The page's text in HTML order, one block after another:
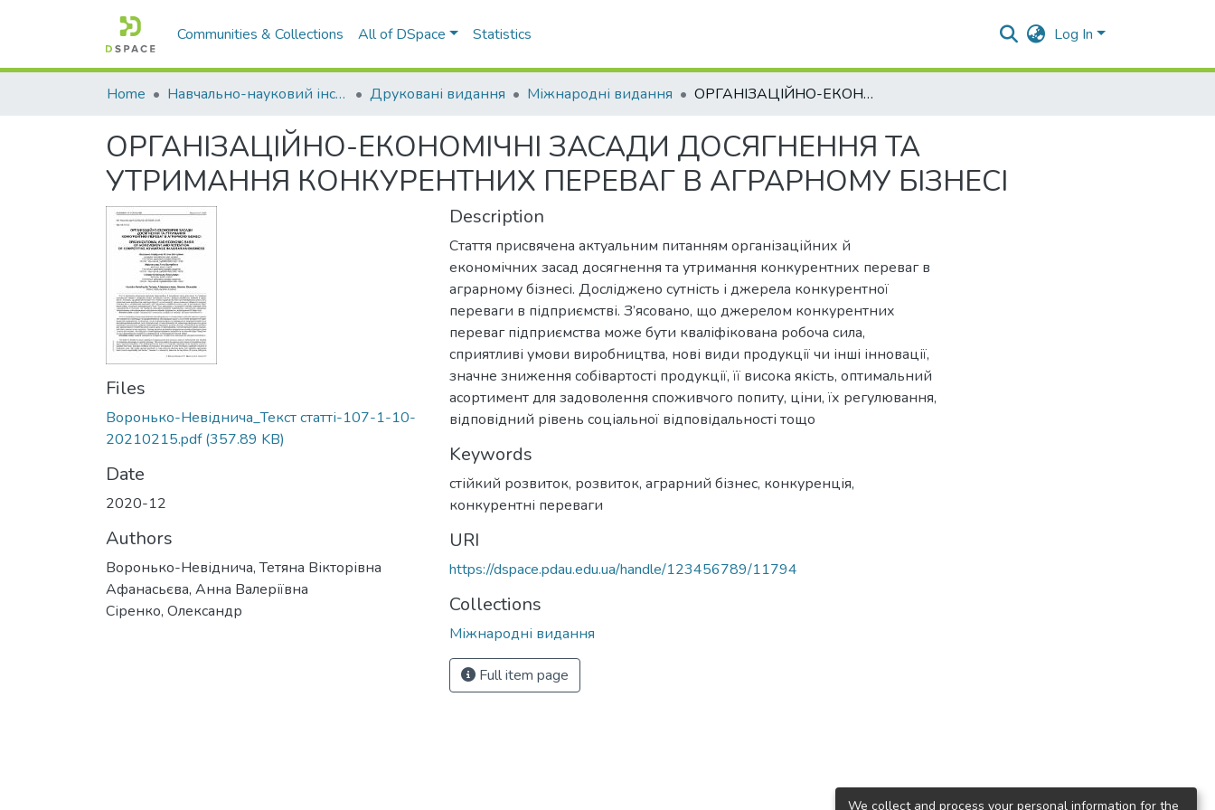
Communities & Collections All of DSpace Statistics Log In
Home Навчально-науковий інститут економіки, управління, права та інформаційних технологій Друковані видання Міжнародні видання ОРГАНІЗАЦІЙНО-ЕКОНОМІЧНІ ЗАСАДИ ДОСЯГНЕННЯ ТА УТРИМАННЯ КОНКУРЕНТНИХ ПЕРЕВАГ В АГРАРНОМУ БІЗНЕСІ
ОРГАНІЗАЦІЙНО-ЕКОНОМІЧНІ ЗАСАДИ ДОСЯГНЕННЯ ТА
УТРИМАННЯ КОНКУРЕНТНИХ ПЕРЕВАГ В АГРАРНОМУ БІЗНЕСІ
Files
Воронько-Невіднича_Текст статті-107-1-10-
20210215.pdf(357.89 KB)
Date
2020-12
Authors
Воронько-Невіднича, Тетяна Вікторівна
Афанасьєва, Анна Валеріївна
Сіренко, Олександр
Description
Стаття присвячена актуальним питанням організаційних й
економічних засад досягнення та утримання конкурентних переваг в
аграрному бізнесі. Досліджено сутність і джерела конкурентної
переваги в підприємстві. З’ясовано, що джерелом конкурентних
переваг підприємства може бути кваліфікована робоча сила,
сприятливі умови виробництва, нові види продукції чи інші інновації,
значне зниження собівартості продукції, її висока якість, оптимальний
асортимент для задоволення споживчого попиту, ціни, їх регулювання,
відповідний рівень соціальної відповідальності тощо
Keywords
стійкий розвиток, розвиток, аграрний бізнес, конкуренція,
конкурентні переваги
URI
https://dspace.pdau.edu.ua/handle/123456789/11794
Collections
Міжнародні видання
Full item page
We collect and process your personal information for the